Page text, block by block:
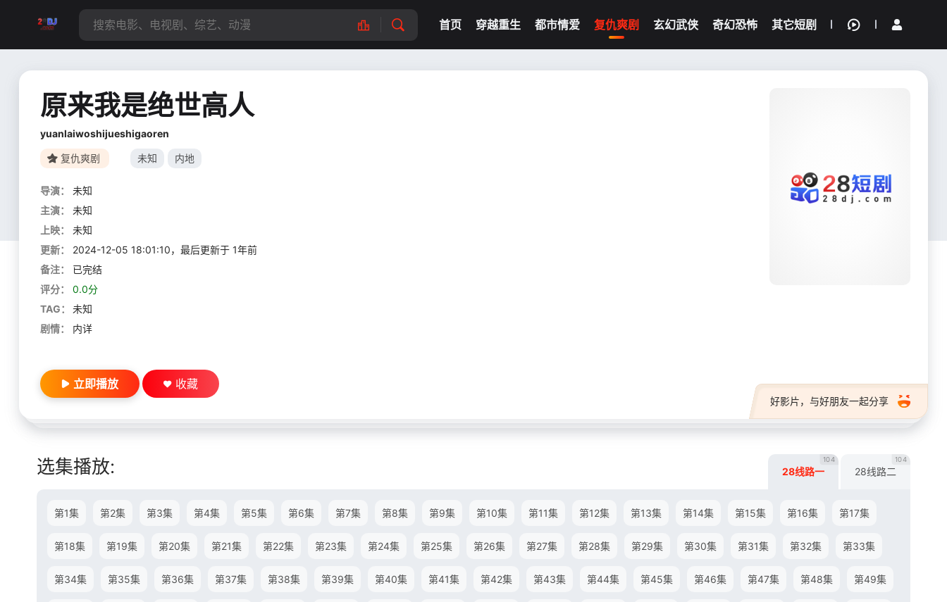
首页 穿越重生 都市情爱 复仇爽剧 玄幻武侠 奇幻恐怖 其它短剧
我的观影记录
原来我是绝世高人
yuanlaiwoshijueshigaoren
复仇爽剧 未知 内地
导演：
未知
主演：
未知
上映：
未知
更新：
2024-12-05 18:01:10，最后更新于 1年前
备注：
已完结
评分：
0.0分
TAG：
未知
剧情：
内详
好影片，与好朋友一起分享
立即播放 收藏
选集播放: 28线路一
104
28线路二
104
第1集 第2集 第3集 第4集 第5集 第6集 第7集 第8集 第9集 第10集 第11集 第12集 第13集 第14集 第15集 第16集 第17集
第18集 第19集 第20集 第21集 第22集 第23集 第24集 第25集 第26集 第27集 第28集 第29集 第30集 第31集 第32集 第33集
第34集 第35集 第36集 第37集 第38集 第39集 第40集 第41集 第42集 第43集 第44集 第45集 第46集 第47集 第48集 第49集